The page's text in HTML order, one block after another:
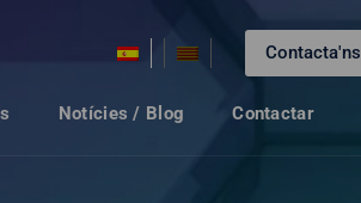
Contacta'ns
Notícies / Blog Contactar